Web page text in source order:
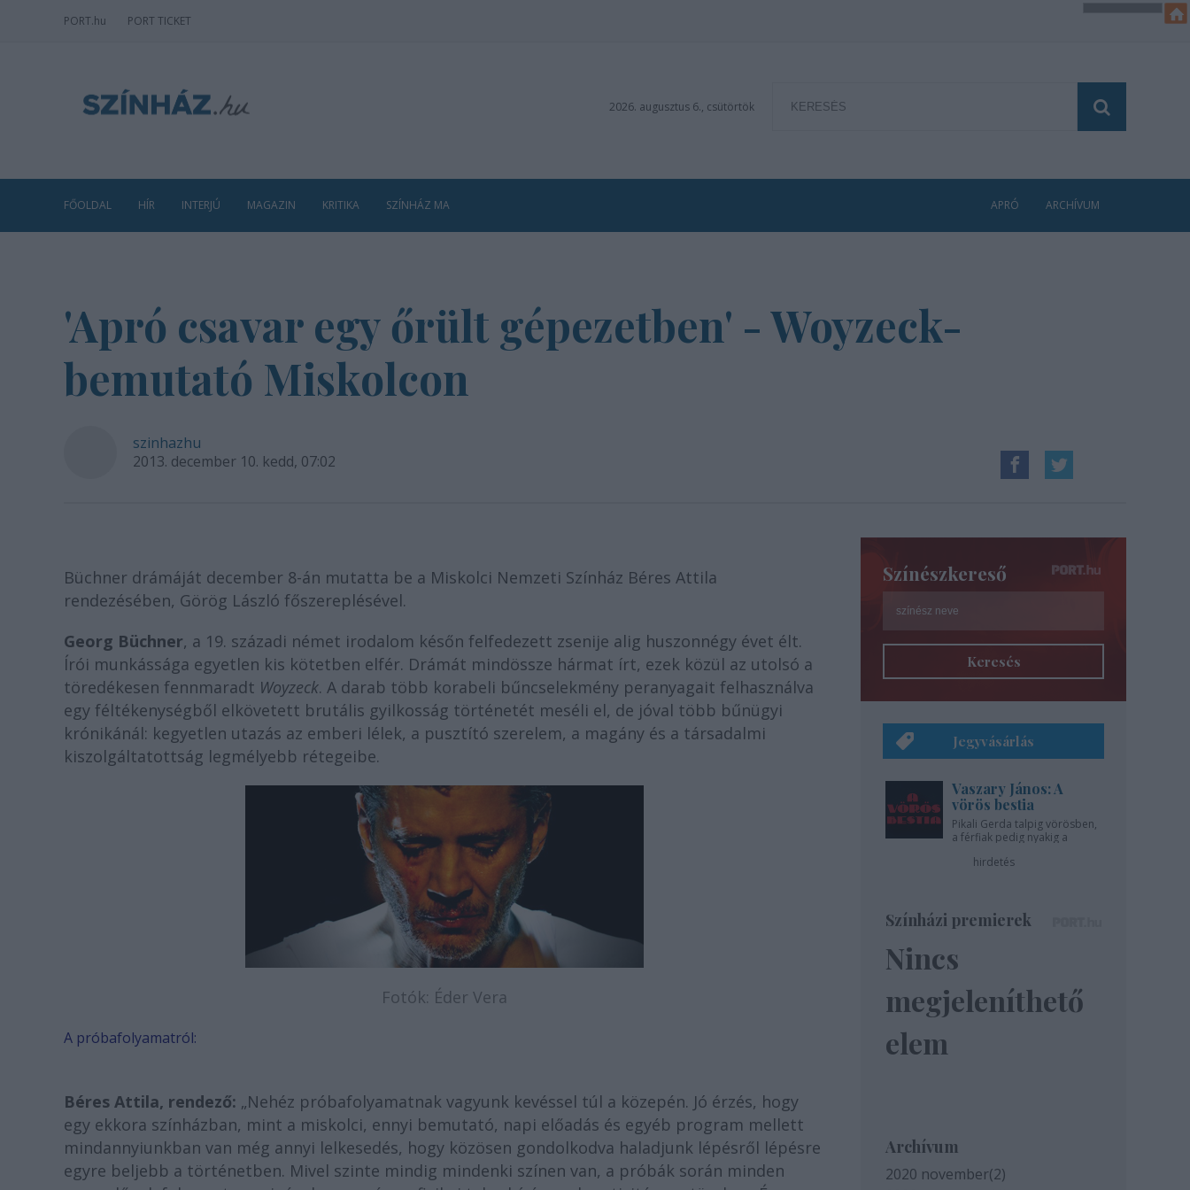
PORT.hu PORT TICKET
2026. augusztus 6., csütörtök
FŐOLDAL HÍR INTERJÚ MAGAZIN KRITIKA SZÍNHÁZ MA APRÓ ARCHÍVUM
'Apró csavar egy őrült gépezetben' - Woyzeck-
bemutató Miskolcon
szinhazhu
2013. december 10. kedd, 07:02
Büchner drámáját december 8-án mutatta be a Miskolci Nemzeti Színház Béres Attila
rendezésében, Görög László főszereplésével.
Georg Büchner, a 19. századi német irodalom későn felfedezett zsenije alig huszonnégy évet élt.
Írói munkássága egyetlen kis kötetben elfér. Drámát mindössze hármat írt, ezek közül az utolsó a
töredékesen fennmaradt Woyzeck. A darab több korabeli bűncselekmény peranyagait felhasználva
egy féltékenységből elkövetett brutális gyilkosság történetét meséli el, de jóval több bűnügyi
krónikánál: kegyetlen utazás az emberi lélek, a pusztító szerelem, a magány és a társadalmi
kiszolgáltatottság legmélyebb rétegeibe.
Fotók: Éder Vera
A próbafolyamatról:
Béres Attila, rendező: „Nehéz próbafolyamatnak vagyunk kevéssel túl a közepén. Jó érzés, hogy
egy ekkora színházban, mint a miskolci, ennyi bemutató, napi előadás és egyéb program mellett
mindannyiunkban van még annyi lelkesedés, hogy közösen gondolkodva haladjunk lépésről lépésre
egyre beljebb a történetben. Mivel szinte mindig mindenki színen van, a próbák során minden
Színészkereső
Keresés
Jegyvásárlás
Vaszary János: A
vörös bestia
Pikali Gerda talpig vörösben,
a férfiak pedig nyakig a
hirdetés
Színházi premierek
Nincs
megjeleníthető
elem
Archívum
2020 november(2)